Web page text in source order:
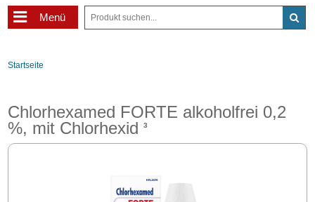
Menü
Startseite
Chlorhexamed FORTE alkoholfrei 0,2
%, mit Chlorhexid3